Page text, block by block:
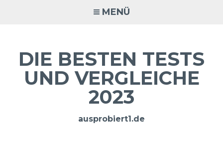
MENÜ
DIE BESTEN TESTS
UND VERGLEICHE
2023
ausprobiert1.de